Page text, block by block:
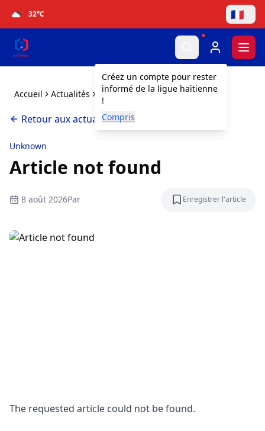
32°C 🇫🇷
Créez un compte pour rester
informé de la ligue haïtienne
!
Compris
Accueil Actualités Article not found
Retour aux actualités
Unknown
Article not found
8 août 2026Par Enregistrer l'article
Enregistrer
The requested article could not be found.